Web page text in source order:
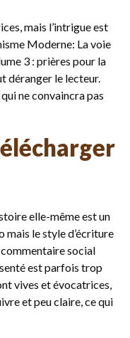
mais l’intrigue est
Moderne: La voie
3 : prières pour la
déranger le lecteur.
ne convaincra pas
elle-même est un
mais le style d’écriture
social
est parfois trop
vives et évocatrices,
et peu claire, ce qui